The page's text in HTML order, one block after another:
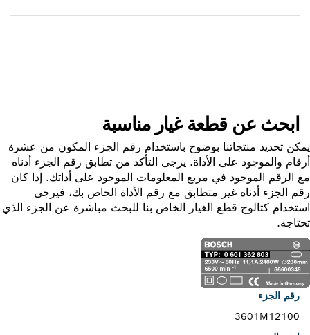
ابحث عن قطعة غيار مناسبة
تحديد منتجاتنا بوضوح باستخدام رقم الجزء المكون من عشرة
والموجود على الأداة. يرجى التأكد من تطابق رقم الجزء أدناه
الرقم الموجود في مربع المعلومات الموجود على أداتك. إذا كان
الجزء أدناه غير متطابق مع رقم الأداة الخاص بك، فيرجى
كتالوج قطع الغيار الخاص بنا للبحث مباشرة عن الجزء الذي
رقم الجزء
3601M12100